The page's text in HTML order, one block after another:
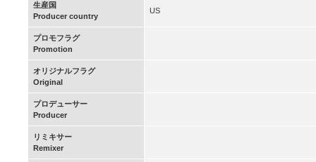
生産国
Producer country
US
プロモフラグ
Promotion
オリジナルフラグ
Original
プロデューサー
Producer
リミキサー
Remixer